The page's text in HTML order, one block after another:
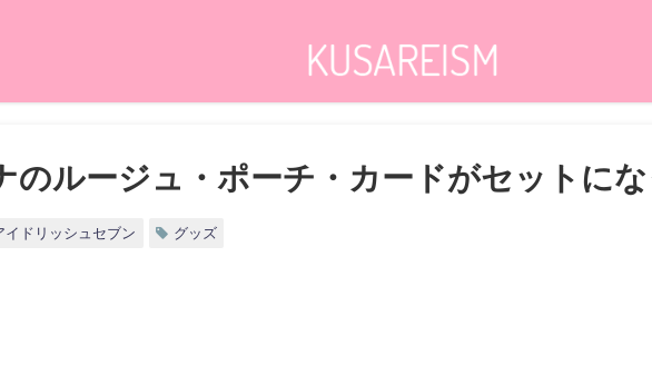
のルージュ・ポーチ・カードがセットに
イドリッシュセブン グッズ